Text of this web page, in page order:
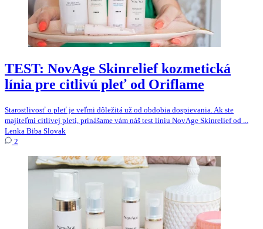
TEST: NovAge Skinrelief kozmetická
línia pre citlivú pleť od Oriflame
Starostlivosť o pleť je veľmi dôležitá už od obdobia dospievania. Ak ste
majiteľmi citlivej pleti, prinášame vám náš test líniu NovAge Skinrelief od ...
Lenka Biba Slovak
2